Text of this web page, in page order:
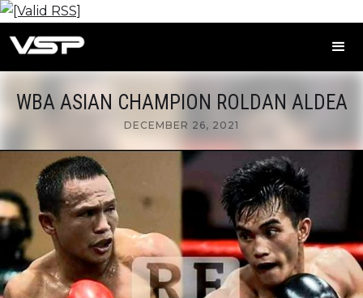
WBA ASIAN CHAMPION ROLDAN ALDEA
DECEMBER 26, 2021